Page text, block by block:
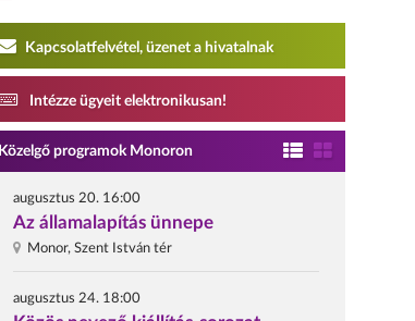
Kapcsolatfelvétel, üzenet a hivatalnak
Intézze ügyeit elektronikusan!
Közelgő programok Monoron
augusztus 20. 16:00
Az államalapítás ünnepe
Monor, Szent István tér
augusztus 24. 18:00